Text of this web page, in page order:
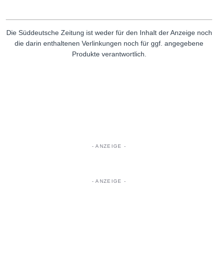
Die Süddeutsche Zeitung ist weder für den Inhalt der Anzeige noch
die darin enthaltenen Verlinkungen noch für ggf. angegebene
Produkte verantwortlich.